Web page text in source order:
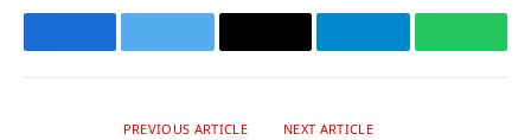
FacebookTwitter Email Telegram
PREVIOUS ARTICLE NEXT ARTICLE